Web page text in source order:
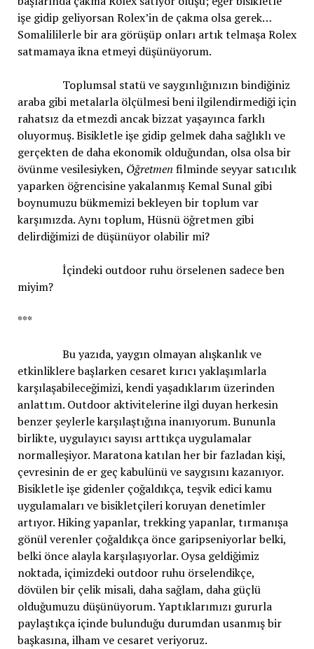
işe gidip geliyorsan Rolex’in de çakma olsa gerek…
Somalililerle bir ara görüşüp onları artık telmaşa Rolex
satmamaya ikna etmeyi düşünüyorum.
Toplumsal statü ve saygınlığınızın bindiğiniz
araba gibi metalarla ölçülmesi beni ilgilendirmediği için
rahatsız da etmezdi ancak bizzat yaşayınca farklı
oluyormuş. Bisikletle işe gidip gelmek daha sağlıklı ve
gerçekten de daha ekonomik olduğundan, olsa olsa bir
övünme vesilesiyken, Öğretmen filminde seyyar satıcılık
yaparken öğrencisine yakalanmış Kemal Sunal gibi
boynumuzu bükmemizi bekleyen bir toplum var
karşımızda. Aynı toplum, Hüsnü öğretmen gibi
delirdiğimizi de düşünüyor olabilir mi?
İçindeki outdoor ruhu örselenen sadece ben
miyim?
***
Bu yazıda, yaygın olmayan alışkanlık ve
etkinliklere başlarken cesaret kırıcı yaklaşımlarla
karşılaşabileceğimizi, kendi yaşadıklarım üzerinden
anlattım. Outdoor aktivitelerine ilgi duyan herkesin
benzer şeylerle karşılaştığına inanıyorum. Bununla
birlikte, uygulayıcı sayısı arttıkça uygulamalar
normalleşiyor. Maratona katılan her bir fazladan kişi,
çevresinin de er geç kabulünü ve saygısını kazanıyor.
Bisikletle işe gidenler çoğaldıkça, teşvik edici kamu
uygulamaları ve bisikletçileri koruyan denetimler
artıyor. Hiking yapanlar, trekking yapanlar, tırmanışa
gönül verenler çoğaldıkça önce garipseniyorlar belki,
belki önce alayla karşılaşıyorlar. Oysa geldiğimiz
noktada, içimizdeki outdoor ruhu örselendikçe,
dövülen bir çelik misali, daha sağlam, daha güçlü
olduğumuzu düşünüyorum. Yaptıklarımızı gururla
paylaştıkça içinde bulunduğu durumdan usanmış bir
başkasına, ilham ve cesaret veriyoruz.